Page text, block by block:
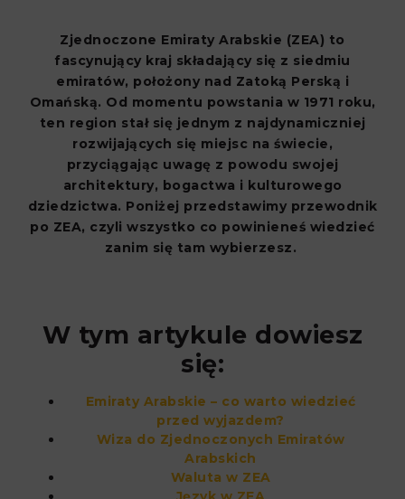
Zjednoczone Emiraty Arabskie (ZEA) to
fascynujący kraj składający się z siedmiu
emiratów, położony nad Zatoką Perską i
Omańską. Od momentu powstania w 1971 roku,
ten region stał się jednym z najdynamiczniej
rozwijających się miejsc na świecie,
przyciągając uwagę z powodu swojej
architektury, bogactwa i kulturowego
dziedzictwa. Poniżej przedstawimy przewodnik
po ZEA, czyli wszystko co powinieneś wiedzieć
zanim się tam wybierzesz.
W tym artykule dowiesz
się:
Emiraty Arabskie – co warto wiedzieć
przed wyjazdem?
Wiza do Zjednoczonych Emiratów
Arabskich
Waluta w ZEA